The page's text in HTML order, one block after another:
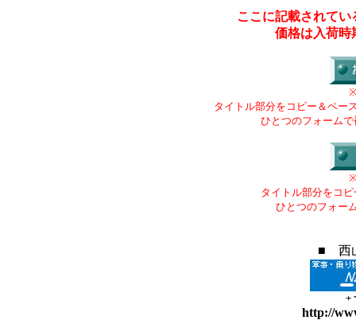
ここに記載されて
価格は入荷時
タイトル部分をコピー＆ペー
ひとつのフォーム
タイトル部分をコ
ひとつのフォー
■ 西
+
http://